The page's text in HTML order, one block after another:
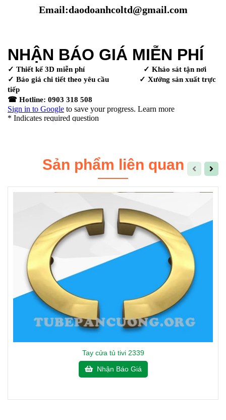
Email:daodoanhcoltd@gmail.com
Sản phẩm liên quan
Tay cửa tủ tivi 2339
Nhận Báo Giá